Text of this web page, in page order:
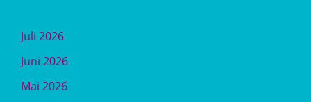
Juli 2026
Juni 2026
Mai 2026